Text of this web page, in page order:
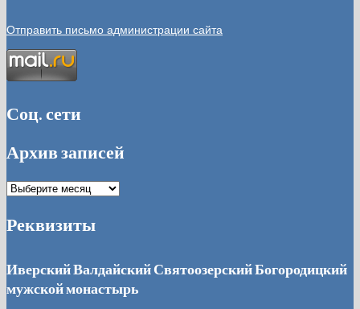
Отправить письмо администрации сайта
Соц. сети
Архив записей
Архив
Реквизиты
Иверский Валдайский Святоозерский Богородицкий
мужской монастырь